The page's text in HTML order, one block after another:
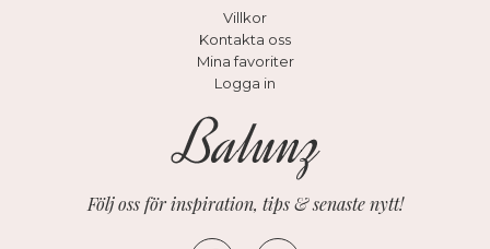
Villkor
Kontakta oss
Mina favoriter
Logga in
Följ oss för inspiration, tips & senaste nytt!